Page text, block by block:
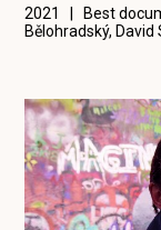
2021 | Best
Bělohradský, David